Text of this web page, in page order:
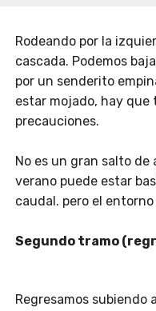
Rodeando por la
cascada. Podemos
por un senderito
estar mojado, hay que
precauciones.
No es un gran salto de
verano puede estar
caudal. pero el
Segundo tramo
Regresamos subiendo